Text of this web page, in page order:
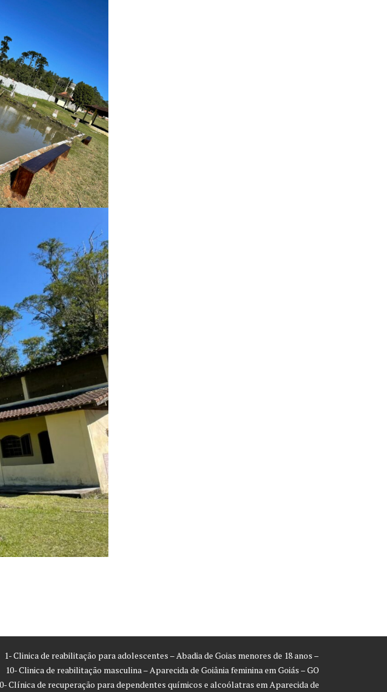
1- Clinica de reabilitação para adolescentes – Abadia de Goias menores de 18 anos –
10- Clinica de reabilitação masculina – Aparecida de Goiânia feminina em Goiás – GO
Clínica de recuperação para dependentes químicos e alcoólatras em Aparecida de